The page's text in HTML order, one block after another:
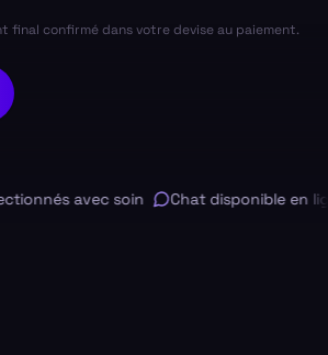
confirmé dans votre devise au paiement.
avec soin Chat disponible en